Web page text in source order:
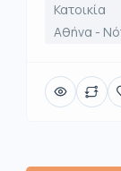
Κατοικία
Αθήνα -